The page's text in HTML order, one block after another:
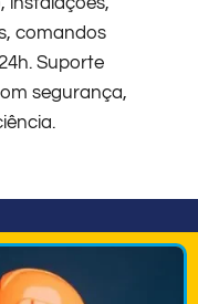
comandos
Suporte
segurança,